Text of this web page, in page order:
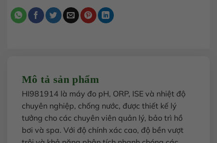
Mô tả sản phẩm
HI981914 là máy đo pH, ORP, ISE và nhiệt độ
chuyên nghiệp, chống nước, được thiết kế lý
tưởng cho các chuyên viên quản lý, bảo trì hồ
bơi và spa. Với độ chính xác cao, độ bền vượt